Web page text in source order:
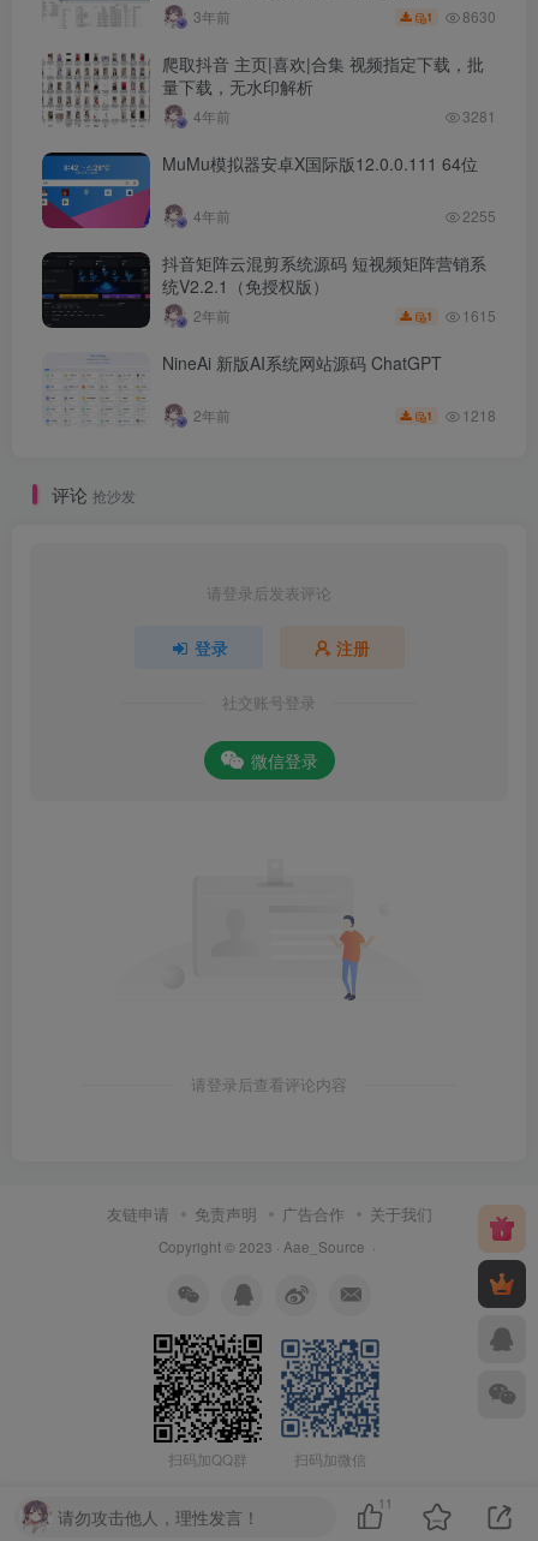
3年前 1 8630
爬取抖音 主页|喜欢|合集 视频指定下载，批
量下载，无水印解析
4年前 3281
MuMu模拟器安卓X国际版12.0.0.111 64位
4年前 2255
抖音矩阵云混剪系统源码 短视频矩阵营销系
统V2.2.1（免授权版）
2年前 1 1615
NineAi 新版AI系统网站源码 ChatGPT
2年前 1 1218
评论 抢沙发
请登录后发表评论
登录 注册
社交账号登录
微信登录
请登录后查看评论内容
友链申请 免责声明 广告合作 关于我们
Copyright © 2023 · Aae_Source ·
扫码加QQ群 扫码加微信
请勿攻击他人，理性发言！
11